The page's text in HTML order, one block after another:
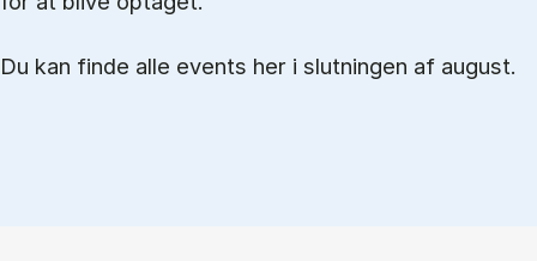
Du kan finde alle events her i slutningen af august.